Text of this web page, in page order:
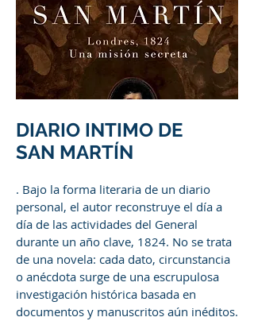
DIARIO INTIMO DE
SAN MARTÍN
. Bajo la forma literaria de un diario
personal, el autor reconstruye el día a
día de las actividades del General
durante un año clave, 1824. No se trata
de una novela: cada dato, circunstancia
o anécdota surge de una escrupulosa
investigación histórica basada en
documentos y manuscritos aún inéditos.